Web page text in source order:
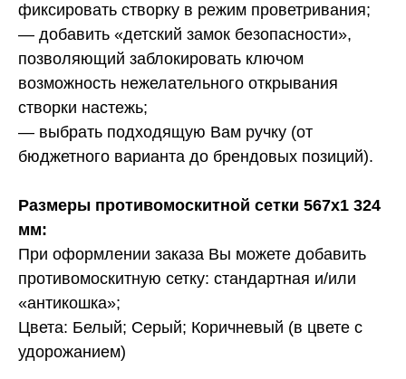
фиксировать створку в режим проветривания;
— добавить «детский замок безопасности»,
позволяющий заблокировать ключом
возможность нежелательного открывания
створки настежь;
— выбрать подходящую Вам ручку (от
бюджетного варианта до брендовых позиций).
Размеры противомоскитной сетки 567х1 324
мм:
При оформлении заказа Вы можете добавить
противомоскитную сетку: стандартная и/или
«антикошка»;
Цвета: Белый; Серый; Коричневый (в цвете с
удорожанием)